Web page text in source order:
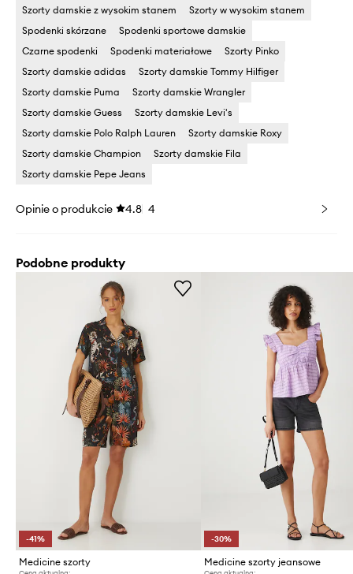
Szorty damskie z wysokim stanem
Szorty w wysokim stanem
Spodenki skórzane
Spodenki sportowe damskie
Czarne spodenki
Spodenki materiałowe
Szorty Pinko
Szorty damskie adidas
Szorty damskie Tommy Hilfiger
Szorty damskie Puma
Szorty damskie Wrangler
Szorty damskie Guess
Szorty damskie Levi's
Szorty damskie Polo Ralph Lauren
Szorty damskie Roxy
Szorty damskie Champion
Szorty damskie Fila
Szorty damskie Pepe Jeans
Opinie o produkcie 4.8 4
Podobne produkty
-41%
Medicine szorty
-30%
Medicine szorty jeansowe